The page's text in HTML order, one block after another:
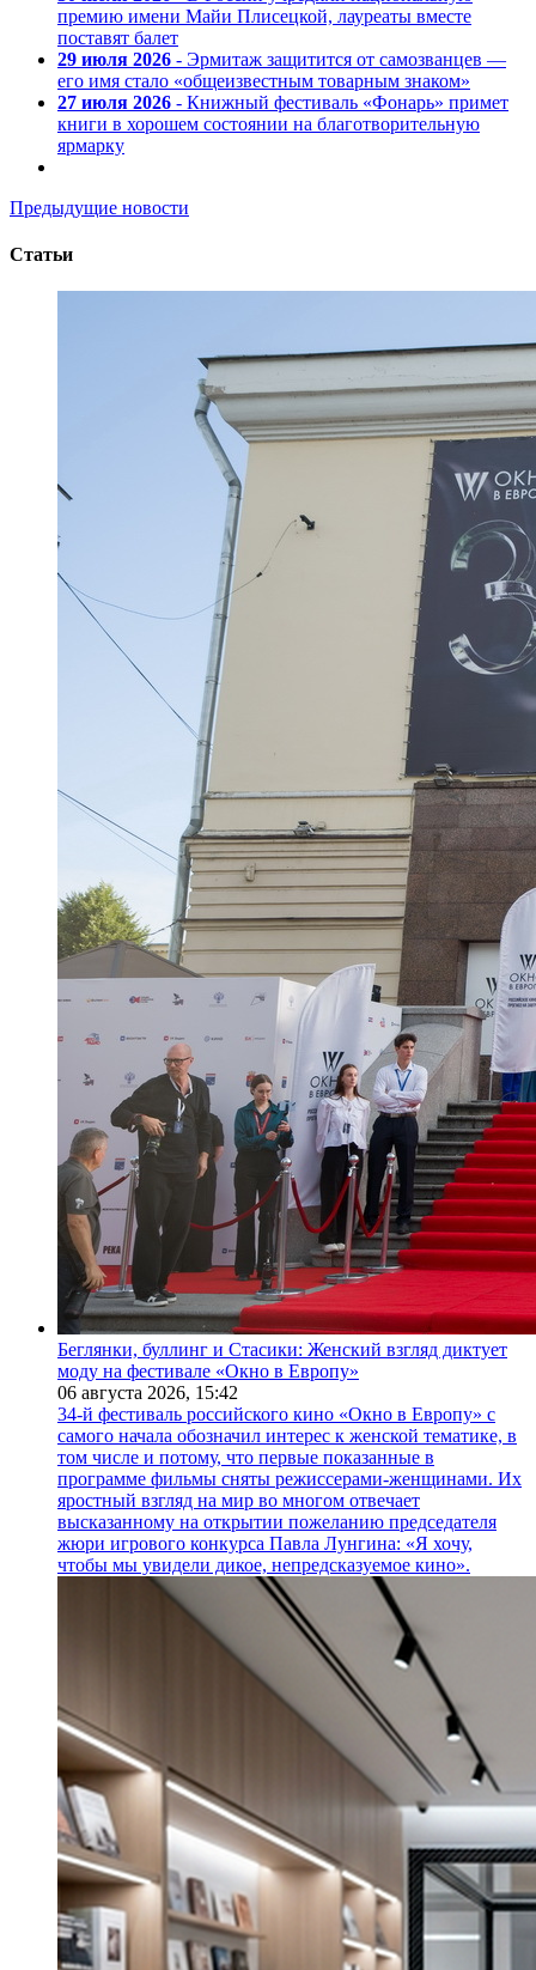
премию имени Майи Плисецкой, лауреаты вместе
поставят балет
29 июля 2026 - Эрмитаж защитится от самозванцев —
его имя стало «общеизвестным товарным знаком»
27 июля 2026 - Книжный фестиваль «Фонарь» примет
книги в хорошем состоянии на благотворительную
ярмарку
Предыдущие новости
Статьи
Беглянки, буллинг и Стасики: Женский взгляд диктует
моду на фестивале «Окно в Европу»
06 августа 2026, 15:42
34-й фестиваль российского кино «Окно в Европу» с
самого начала обозначил интерес к женской тематике, в
том числе и потому, что первые показанные в
программе фильмы сняты режиссерами-женщинами. Их
яростный взгляд на мир во многом отвечает
высказанному на открытии пожеланию председателя
жюри игрового конкурса Павла Лунгина: «Я хочу,
чтобы мы увидели дикое, непредсказуемое кино».